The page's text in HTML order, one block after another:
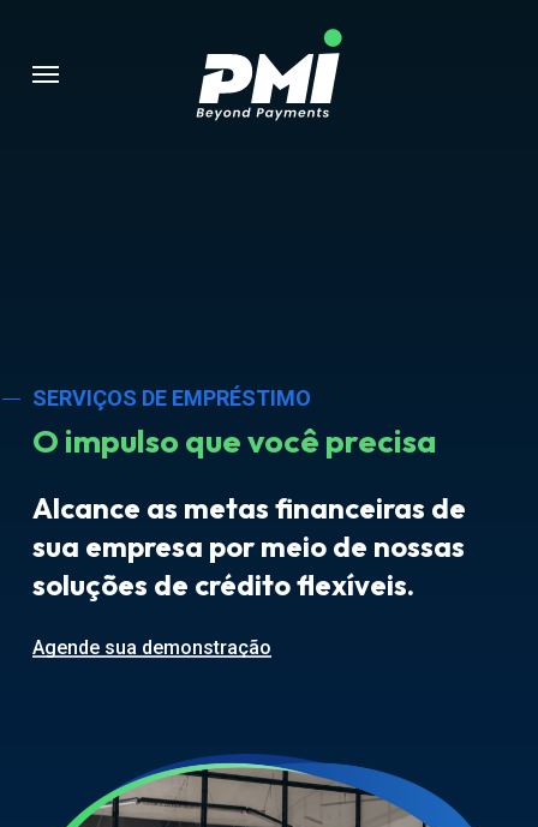
Menu
SERVIÇOS DE EMPRÉSTIMO
O impulso que você precisa
Alcance as metas financeiras de
sua empresa por meio de nossas
soluções de crédito flexíveis.
Agende sua demonstração